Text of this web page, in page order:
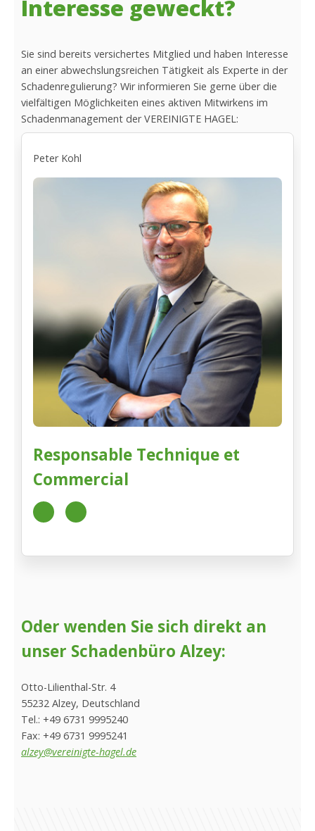
Interesse geweckt?
Sie sind bereits versichertes Mitglied und haben Interesse
an einer abwechslungsreichen Tätigkeit als Experte in der
Schadenregulierung? Wir informieren Sie gerne über die
vielfältigen Möglichkeiten eines aktiven Mitwirkens im
Schadenmanagement der VEREINIGTE HAGEL:
Peter Kohl
Responsable Technique et
Commercial
+49
2491221
p.kohl@vereinigte-
Oder wenden Sie sich direkt an
unser Schadenbüro Alzey:
Otto-Lilienthal-Str. 4
55232 Alzey, Deutschland
Tel.: +49 6731 9995240
Fax: +49 6731 9995241
alzey@vereinigte-hagel.de